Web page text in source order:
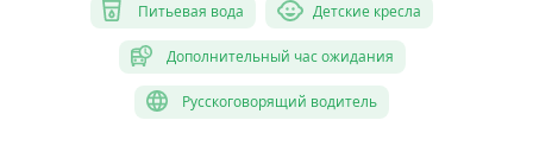
Питьевая вода Детские кресла
Дополнительный час ожидания
Русскоговорящий водитель